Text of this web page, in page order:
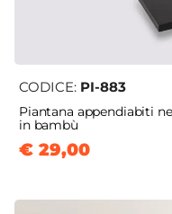
CODICE: PI-883
Piantana appendiabiti
in bambù
€ 29,00